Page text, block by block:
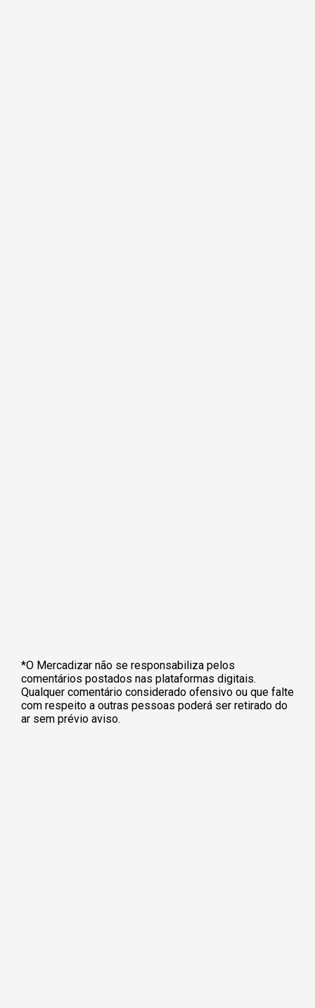
*O Mercadizar não se responsabiliza pelos
comentários postados nas plataformas digitais.
Qualquer comentário considerado ofensivo ou que falte
com respeito a outras pessoas poderá ser retirado do
ar sem prévio aviso.